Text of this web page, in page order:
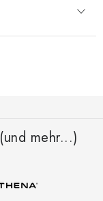
(und mehr...)